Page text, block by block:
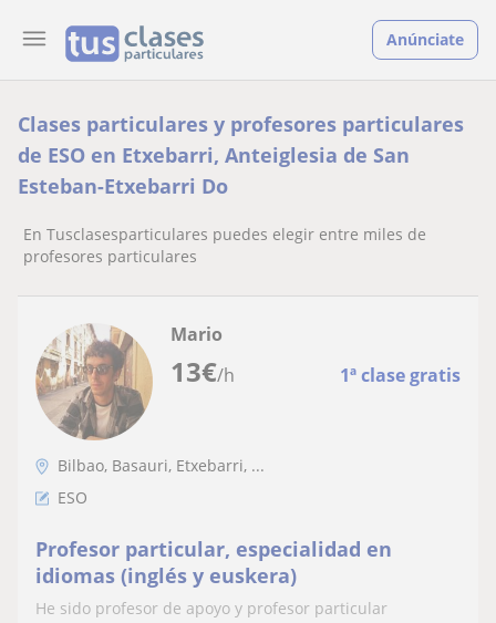
Anúnciate
Clases particulares y profesores particulares
de ESO en Etxebarri, Anteiglesia de San
Esteban-Etxebarri Do
En Tusclasesparticulares puedes elegir entre miles de
profesores particulares
13€/h 1ª clase gratis
Mario
Bilbao, Basauri, Etxebarri, ...
ESO
Profesor particular, especialidad en
idiomas (inglés y euskera)
He sido profesor de apoyo y profesor particular